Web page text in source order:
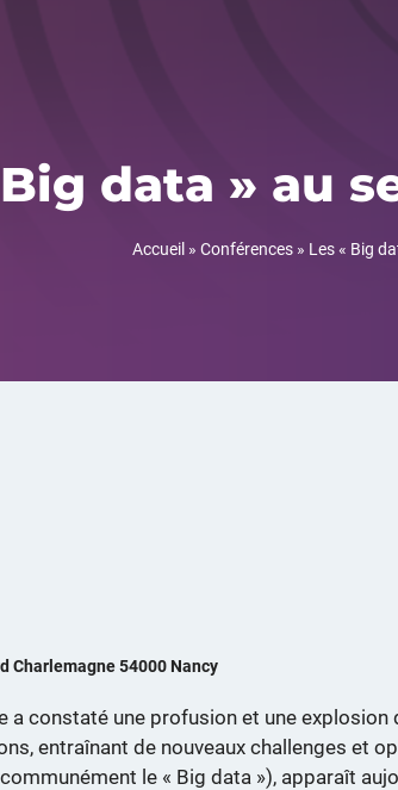
data » au
Accueil » Conférences» Les « Big
Charlemagne 54000 Nancy
a constaté une profusion et une
entraînant de nouveaux challenges et
le « Big data »), apparaît